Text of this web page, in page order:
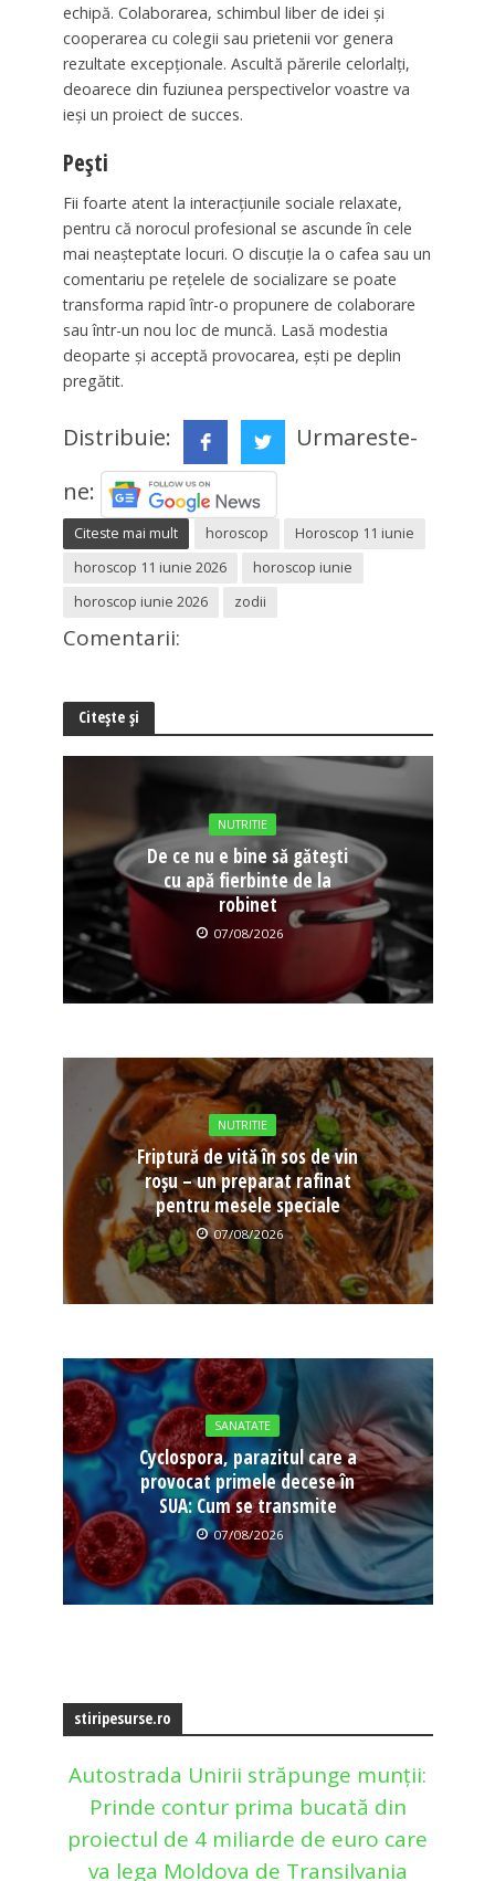
echipă. Colaborarea, schimbul liber de idei și
cooperarea cu colegii sau prietenii vor genera
rezultate excepționale. Ascultă părerile celorlalți,
deoarece din fuziunea perspectivelor voastre va
ieși un proiect de succes.
Pești
Fii foarte atent la interacțiunile sociale relaxate,
pentru că norocul profesional se ascunde în cele
mai neașteptate locuri. O discuție la o cafea sau un
comentariu pe rețelele de socializare se poate
transforma rapid într-o propunere de colaborare
sau într-un nou loc de muncă. Lasă modestia
deoparte și acceptă provocarea, ești pe deplin
pregătit.
Distribuie:
Urmareste-
ne:
Citeste mai mult horoscop
Horoscop 11 iunie
horoscop 11 iunie 2026
horoscop iunie
horoscop iunie 2026
zodii
Comentarii:
Citește și
NUTRITIE
De ce nu e bine să gătești
cu apă fierbinte de la
robinet
07/08/2026
NUTRITIE
Friptură de vită în sos de vin
roșu – un preparat rafinat
pentru mesele speciale
07/08/2026
SANATATE
Cyclospora, parazitul care a
provocat primele decese în
SUA: Cum se transmite
07/08/2026
stiripesurse.ro
Autostrada Unirii străpunge munții:
Prinde contur prima bucată din
proiectul de 4 miliarde de euro care
va lega Moldova de Transilvania